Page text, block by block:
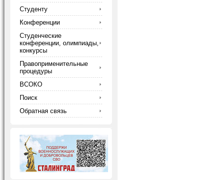
Студенту
Конференции
Студенческие
конференции, олимпиады,
конкурсы
Правоприменительные
процедуры
ВСОКО
Поиск
Обратная связь